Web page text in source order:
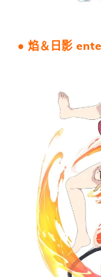
● 焰＆日影